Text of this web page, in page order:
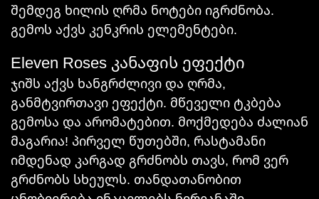
შემდეგ ხილის ღრმა ნოტები იგრძნობა.
გემოს აქვს კენკრის ელემენტები.
Eleven Roses კანაფის ეფექტი
ჯიშს აქვს ხანგრძლივი და ღრმა,
განმტვირთავი ეფექტი. მწეველი ტკბება
გემოსა და არომატებით. მოქმედება ძალიან
მაგარია! პირველ წუთებში, რასტამანი
იმდენად კარგად გრძნობს თავს, რომ ვერ
გრძნობს სხეულს. თანდათანობით